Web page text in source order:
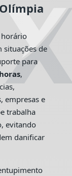
situações de
para
,
empresas e
trabalha
evitando
danificar